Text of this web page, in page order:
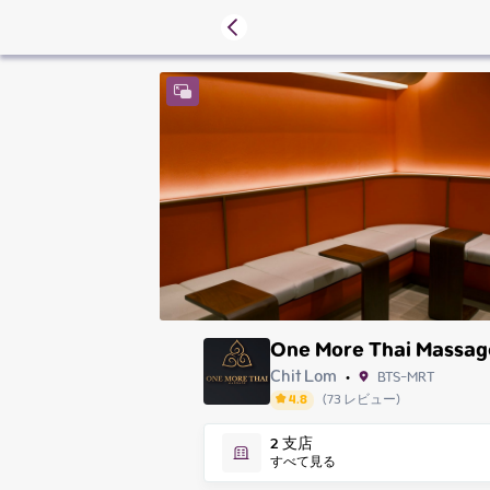
One More Thai
Chit Lom • BTS-MRT
4.8 (73 レビュー)
Saturday
Sunday
Monday
2支店
すべて見る